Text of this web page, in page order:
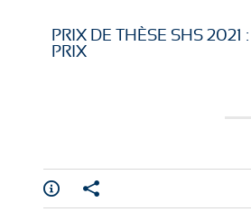
i
i
PRIX DE THÈSE SHS 2021
PRIX